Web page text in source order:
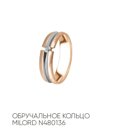
ОБРУЧАЛЬНОЕ КОЛЬЦО
MILORD N480136